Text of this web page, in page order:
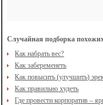
Случайная подборка
Как набрать вес?
Как забеременеть
Как повысить (улучшить)
Как правильно худеть
Где провести корпоратив –